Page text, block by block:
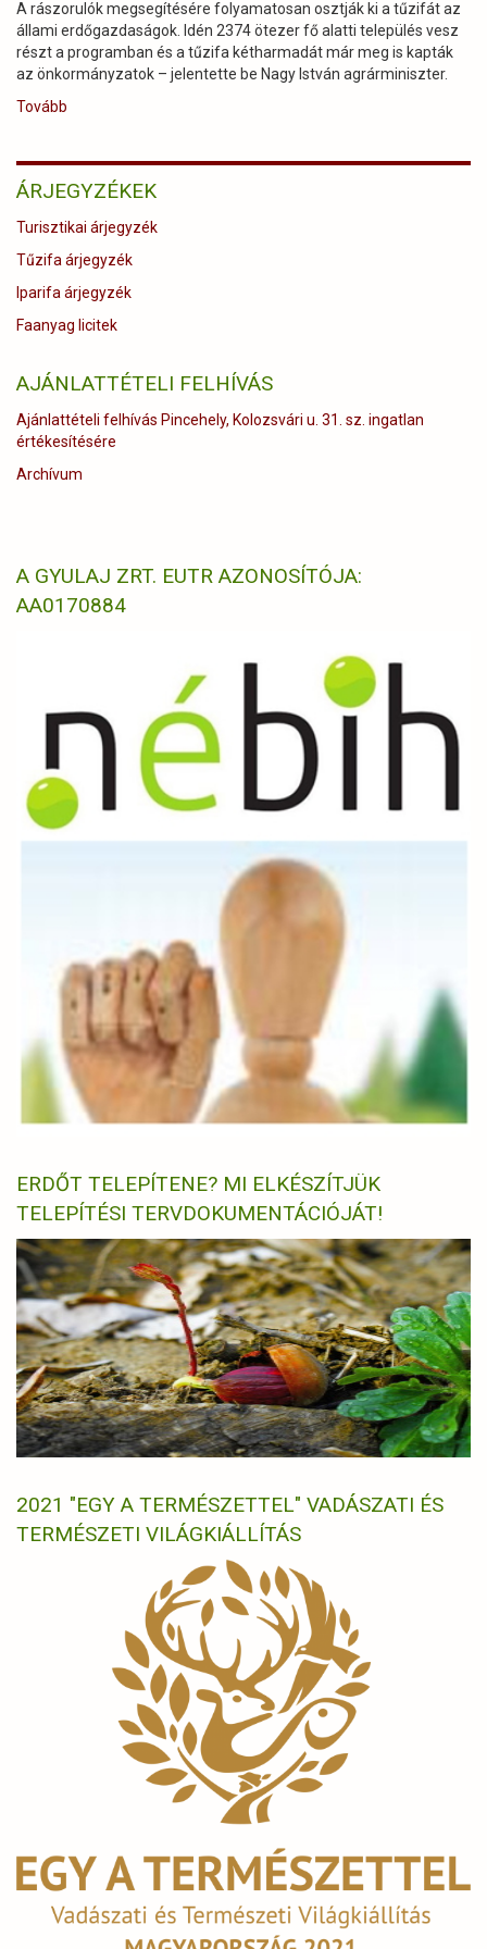
A rászorulók megsegítésére folyamatosan osztják ki a tűzifát az
állami erdőgazdaságok. Idén 2374 ötezer fő alatti település vesz
részt a programban és a tűzifa kétharmadát már meg is kapták
az önkormányzatok – jelentette be Nagy István agrárminiszter.
Tovább
SZOCIÁLIS
OSZTÁSA
A
ÉLŐ
RÁSZORULÓKNAK)
ÁRJEGYZÉKEK
Turisztikai árjegyzék
Tűzifa árjegyzék
Iparifa árjegyzék
Faanyag licitek
AJÁNLATTÉTELI FELHÍVÁS
Ajánlattételi felhívás Pincehely, Kolozsvári u. 31. sz. ingatlan
értékesítésére
Archívum
A GYULAJ ZRT. EUTR AZONOSÍTÓJA:
AA0170884
ERDŐT TELEPÍTENE? MI ELKÉSZÍTJÜK
TELEPÍTÉSI TERVDOKUMENTÁCIÓJÁT!
2021 "EGY A TERMÉSZETTEL" VADÁSZATI ÉS
TERMÉSZETI VILÁGKIÁLLÍTÁS